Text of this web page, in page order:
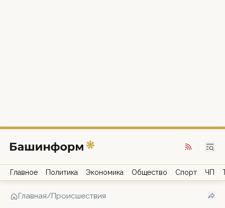
Главное Политика Экономика Общество Спорт ЧП
Главная/Происшествия